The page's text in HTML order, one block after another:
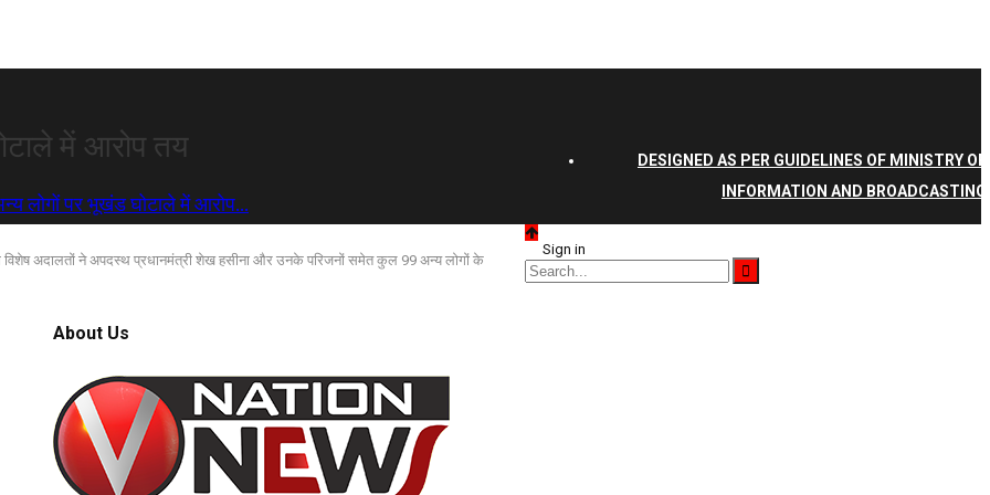
में आरोप तय
लोगों पर भूखंड घोटाले में आरोप…
अदालतों ने अपदस्थ प्रधानमंत्री शेख हसीना और उनके परिजनों समेत कुल 99 अन्य लोगों के
About Us
DESIGNED AS PER GUIDELINES OF MINISTRY OF
INFORMATION AND BROADCASTING
Sign in